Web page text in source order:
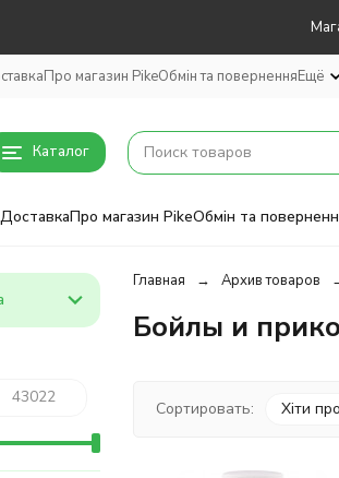
Про магазин PikeОбмін та поверненняЕщё
Каталог
ДоставкаПро магазин PikeОбмін та
Главная Архив товаров
Бойлы и
Сортировать: Хіти